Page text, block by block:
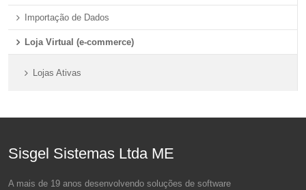
Importação de Dados
Loja Virtual (e-commerce)
Lojas Ativas
Sisgel Sistemas Ltda ME
A mais de 19 anos desenvolvendo soluções de software